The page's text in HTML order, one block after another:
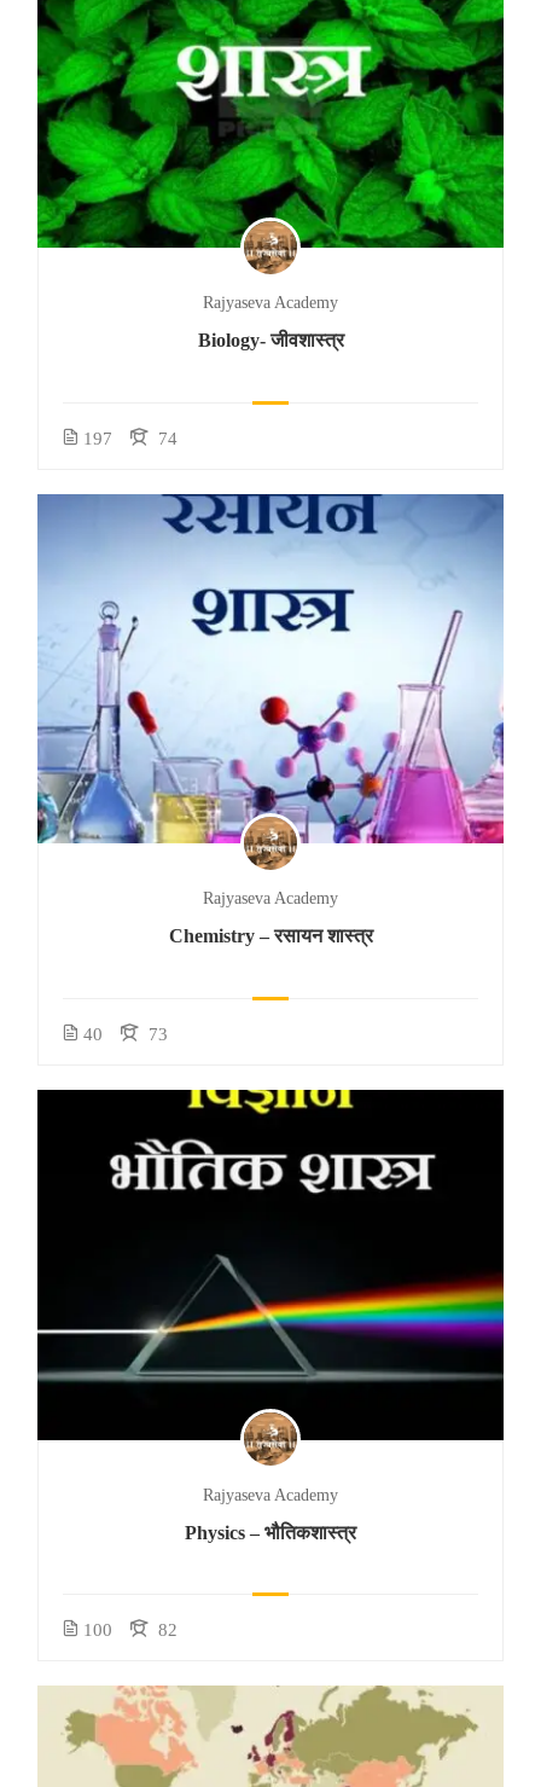
Rajyaseva Academy
Biology- जीवशास्त्र
197 74
Rajyaseva Academy
Chemistry – रसायन शास्त्र
40 73
Rajyaseva Academy
Physics – भौतिकशास्त्र
100 82